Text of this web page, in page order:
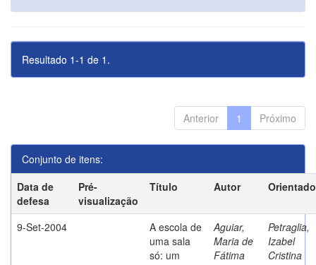
Resultado 1-1 de 1.
Anterior 1 Próximo
Conjunto de itens:
Data de
defesa
Pré-
visualização
Título Autor
9-Set-2004
A escola de
uma sala
só: um
Aguiar,
Maria de
Fátima
Petraglia,
Izabel
Cristina